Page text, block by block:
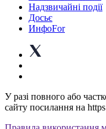
Надзвичайні події
Досьє
ИнфоFor
У разі повного або
сайту посилання на